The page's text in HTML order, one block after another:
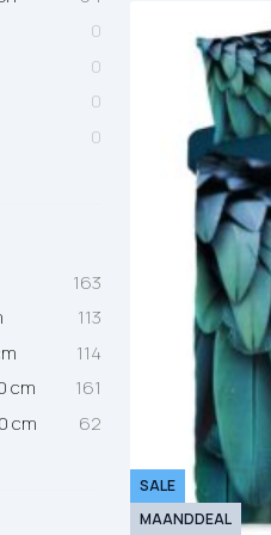
Kinderen
1-persoons
Peuter
Ledikant
0
0
0
0
163
113
114
cm
161
cm
62
SALE
MAANDDEAL